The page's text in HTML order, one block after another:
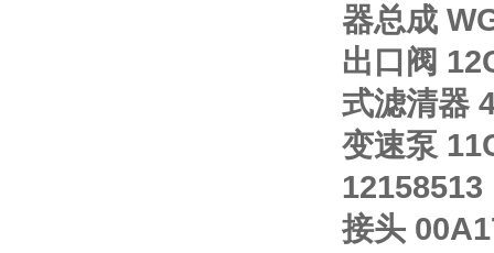
器总成
出口阀
式滤清器
变速泵
12158513
接头